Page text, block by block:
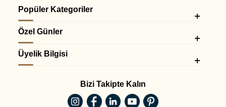
Tektaş yüzükler
Kolu Taşlı F Renk Yüzükler
Yüzük kolundaki pırlantalar, merkez taşın ışıltısını daha da artırır.
Benzer stiller:
Kolu taşlı tektaş yüzükler
bir görünüm elde edilir.
Popüler Kategoriler
Özel Günler
Üyelik Bilgisi
Bizi Takipte Kalın